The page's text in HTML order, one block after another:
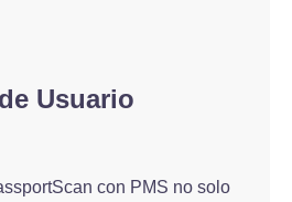
Usuario
con PMS no solo